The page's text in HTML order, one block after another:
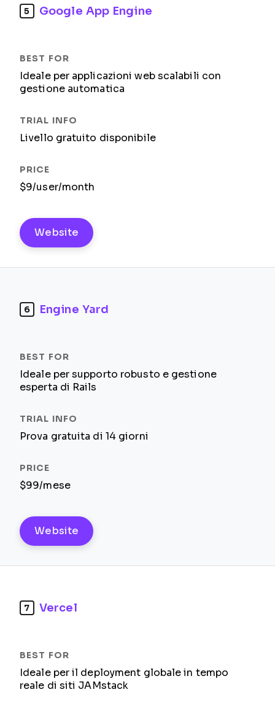
5 Google App Engine
Ideale per applicazioni web scalabili con
gestione automatica
Livello gratuito disponibile
$9/user/month
Website
6 Engine Yard
Ideale per supporto robusto e gestione
esperta di Rails
Prova gratuita di 14 giorni
$99/mese
Website
7 Vercel
Ideale per il deployment globale in tempo
reale di siti JAMstack